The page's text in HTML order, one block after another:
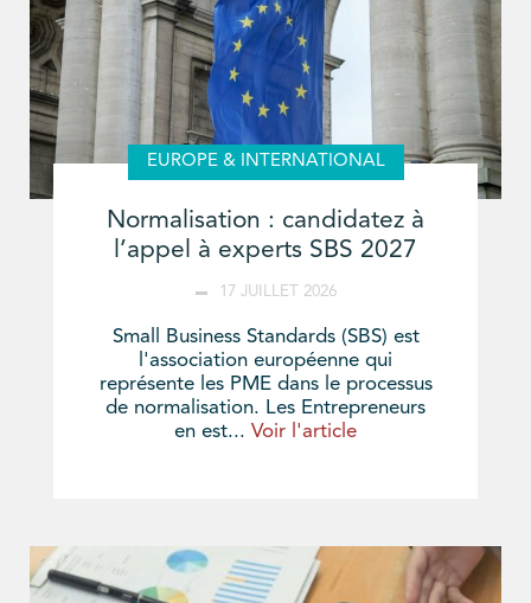
EUROPE & INTERNATIONAL
Normalisation : candidatez à
l’appel à experts SBS 2027
17 JUILLET 2026
Small Business Standards (SBS) est
l'association européenne qui
représente les PME dans le processus
de normalisation. Les Entrepreneurs
en est... Voir l'article